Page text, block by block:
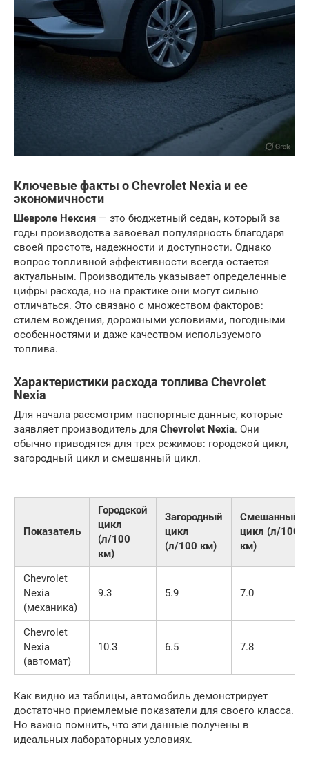
Ключевые факты о Chevrolet Nexia и ее
экономичности
Шевроле Нексия — это бюджетный седан, который за
годы производства завоевал популярность благодаря
своей простоте, надежности и доступности. Однако
вопрос топливной эффективности всегда остается
актуальным. Производитель указывает определенные
цифры расхода, но на практике они могут сильно
отличаться. Это связано с множеством факторов:
стилем вождения, дорожными условиями, погодными
особенностями и даже качеством используемого
топлива.
Характеристики расхода топлива Chevrolet
Nexia
Для начала рассмотрим паспортные данные, которые
заявляет производитель для Chevrolet Nexia. Они
обычно приводятся для трех режимов: городской цикл,
загородный цикл и смешанный цикл.
Показатель
Городской
цикл
(л/100
км)
Загородный
цикл
(л/100 км)
Смешанный
цикл (л/100
км)
Chevrolet
Nexia
(механика)
9.3 5.9 7.0
Chevrolet
Nexia
(автомат)
10.3 6.5 7.8
Как видно из таблицы, автомобиль демонстрирует
достаточно приемлемые показатели для своего класса.
Но важно помнить, что эти данные получены в
идеальных лабораторных условиях.